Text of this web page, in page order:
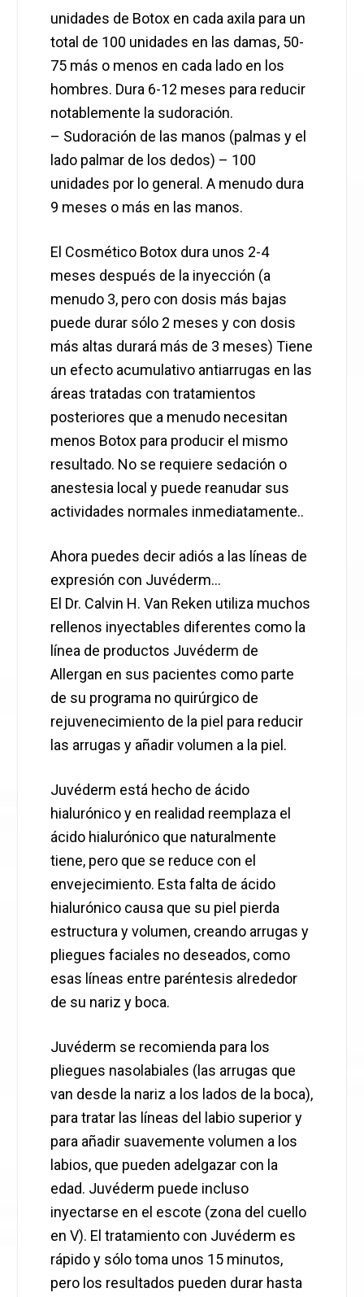
unidades de Botox en cada axila para un
total de 100 unidades en las damas, 50-
75 más o menos en cada lado en los
hombres. Dura 6-12 meses para reducir
notablemente la sudoración.
– Sudoración de las manos (palmas y el
lado palmar de los dedos) – 100
unidades por lo general. A menudo dura
9 meses o más en las manos.
El Cosmético Botox dura unos 2-4
meses después de la inyección (a
menudo 3, pero con dosis más bajas
puede durar sólo 2 meses y con dosis
más altas durará más de 3 meses) Tiene
un efecto acumulativo antiarrugas en las
áreas tratadas con tratamientos
posteriores que a menudo necesitan
menos Botox para producir el mismo
resultado. No se requiere sedación o
anestesia local y puede reanudar sus
actividades normales inmediatamente..
Ahora puedes decir adiós a las líneas de
expresión con Juvéderm…
El Dr. Calvin H. Van Reken utiliza muchos
rellenos inyectables diferentes como la
línea de productos Juvéderm de
Allergan en sus pacientes como parte
de su programa no quirúrgico de
rejuvenecimiento de la piel para reducir
las arrugas y añadir volumen a la piel.
Juvéderm está hecho de ácido
hialurónico y en realidad reemplaza el
ácido hialurónico que naturalmente
tiene, pero que se reduce con el
envejecimiento. Esta falta de ácido
hialurónico causa que su piel pierda
estructura y volumen, creando arrugas y
pliegues faciales no deseados, como
esas líneas entre paréntesis alrededor
de su nariz y boca.
Juvéderm se recomienda para los
pliegues nasolabiales (las arrugas que
van desde la nariz a los lados de la boca),
para tratar las líneas del labio superior y
para añadir suavemente volumen a los
labios, que pueden adelgazar con la
edad. Juvéderm puede incluso
inyectarse en el escote (zona del cuello
en V). El tratamiento con Juvéderm es
rápido y sólo toma unos 15 minutos,
pero los resultados pueden durar hasta